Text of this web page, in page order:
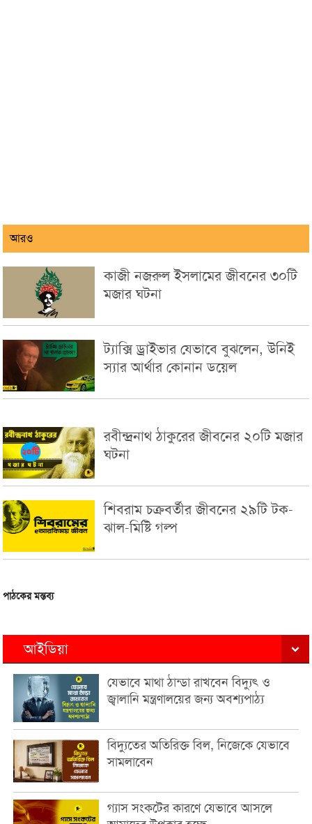
আরও
কাজী নজরুল ইসলামের জীবনের ৩০টি
মজার ঘটনা
ট্যাক্সি ড্রাইভার যেভাবে বুঝলেন, উনিই
স্যার আর্থার কোনান ডয়েল
রবীন্দ্রনাথ ঠাকুরের জীবনের ২০টি মজার
ঘটনা
শিবরাম চক্রবর্তীর জীবনের ২৯টি টক-
ঝাল-মিষ্টি গল্প
পাঠকের মন্তব্য
আইডিয়া
যেভাবে মাথা ঠান্ডা রাখবেন বিদ্যুৎ ও
জ্বালানি মন্ত্রণালয়ের জন্য অবশ্যপাঠ্য
বিদ্যুতের অতিরিক্ত বিল, নিজেকে যেভাবে
সামলাবেন
গ্যাস সংকটের কারণে যেভাবে আসলে